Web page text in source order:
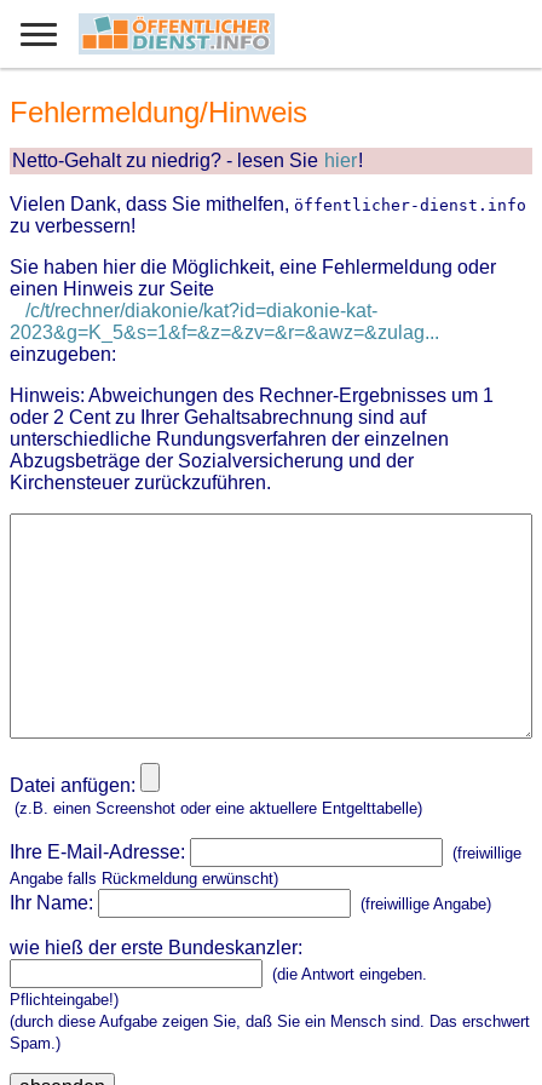
Fehlermeldung/Hinweis
Netto-Gehalt zu niedrig? - lesen Sie hier!
Vielen Dank, dass Sie mithelfen, öffentlicher-dienst.info
zu verbessern!
Sie haben hier die Möglichkeit, eine Fehlermeldung oder
einen Hinweis zur Seite
/c/t/rechner/diakonie/kat?id=diakonie-kat-
2023&g=K_5&s=1&f=&z=&zv=&r=&awz=&zulag...
einzugeben:
Hinweis: Abweichungen des Rechner-Ergebnisses um 1
oder 2 Cent zu Ihrer Gehaltsabrechnung sind auf
unterschiedliche Rundungsverfahren der einzelnen
Abzugsbeträge der Sozialversicherung und der
Kirchensteuer zurückzuführen.
Datei anfügen:
(z.B. einen Screenshot oder eine aktuellere Entgelttabelle)
Ihre E-Mail-Adresse:
(freiwillige
Angabe falls Rückmeldung erwünscht)
Ihr Name: (freiwillige Angabe)
wie hieß der erste Bundeskanzler:
(die Antwort eingeben.
Pflichteingabe!)
(durch diese Aufgabe zeigen Sie, daß Sie ein Mensch sind. Das erschwert
Spam.)